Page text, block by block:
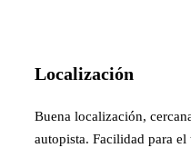
Localización
Buena localización,
autopista. Facilidad para el